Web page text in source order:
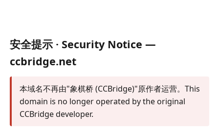
安全提示 · Security Notice —
ccbridge.net
本域名不再由"象棋桥 (CCBridge)"原作者运营。This
domain is no longer operated by the original
CCBridge developer.